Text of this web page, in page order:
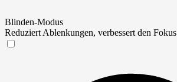
Blinden-Modus
Reduziert Ablenkungen, verbessert den Fokus